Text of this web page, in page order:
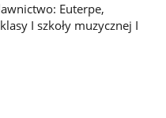
Euterpe,
I szkoły muzycznej I